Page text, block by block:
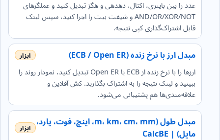
عدد را بین باینری، اکتال، دهدهی و هگز تبدیل کنید و عملگرهای
AND/OR/XOR/NOT و شیفت بیت را اجرا کنید، سپس لینک
قابل اشتراک‌گذاری کپی نتیجه.
مبدل ارز با نرخ زنده (ECB / Open ER)
ارزها را با نرخ زنده از ECB یا Open ER تبدیل کنید، نمودار روند را
ببینید و لینک نتیجه را به اشتراک بگذارید. کش آفلاین و
علاقه‌مندی‌ها هم پشتیبانی می‌شود.
مبدل طول (m، km، cm، mm، اینچ، فوت، یارد،
مایل) | CalcBE